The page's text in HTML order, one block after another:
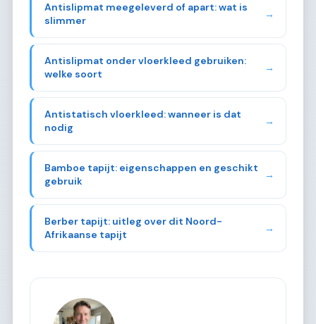
Antislipmat meegeleverd of apart: wat is
slimmer
→
Antislipmat onder vloerkleed gebruiken:
welke soort
→
Antistatisch vloerkleed: wanneer is dat
nodig
→
Bamboe tapijt: eigenschappen en geschikt
gebruik
→
Berber tapijt: uitleg over dit Noord-
Afrikaanse tapijt
→